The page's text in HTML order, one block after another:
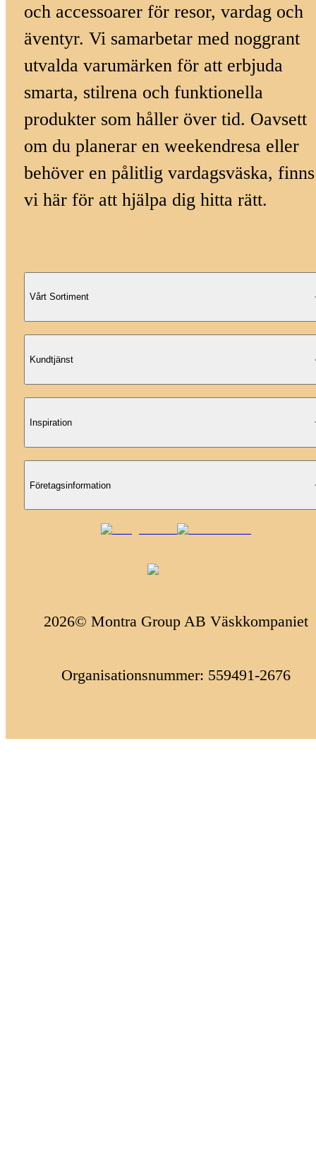
och accessoarer för resor, vardag och
äventyr. Vi samarbetar med noggrant
utvalda varumärken för att erbjuda
smarta, stilrena och funktionella
produkter som håller över tid. Oavsett
om du planerar en weekendresa eller
behöver en pålitlig vardagsväska, finns
vi här för att hjälpa dig hitta rätt.
Vårt Sortiment
Kundtjänst
Inspiration
Företagsinformation
2026© Montra Group AB Väskkompaniet
Organisationsnummer: 559491-2676